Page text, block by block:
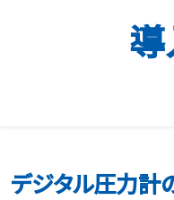
デジタル圧力計